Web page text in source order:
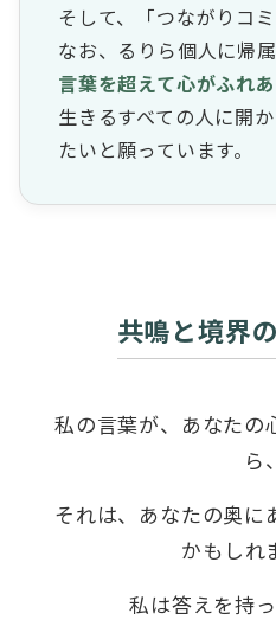
そして、「つながりコ
なお、るりら個人に帰
言葉を超えて心がふれ
生きるすべての人に開
たいと願っています。
共鳴と境界
私の言葉が、あなたの
ら、
それは、あなたの奥に
かもしれ
私は答えを持